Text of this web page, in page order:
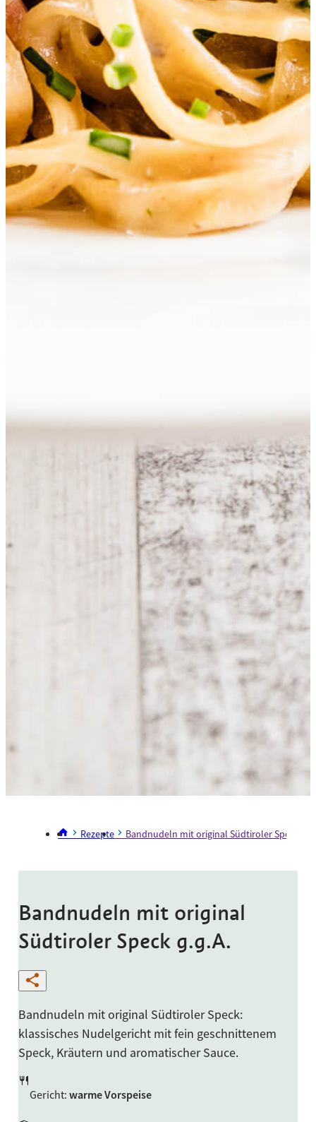
Rezepte Bandnudeln mit original Südtiroler Speck
Bandnudeln mit original
Südtiroler Speck g.g.A.
Bandnudeln mit original Südtiroler Speck:
klassisches Nudelgericht mit fein geschnittenem
Speck, Kräutern und aromatischer Sauce.
Gericht: warme Vorspeise